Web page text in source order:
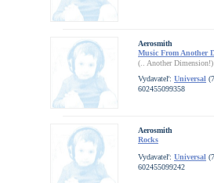
Aerosmith
Music From Another
(.. Another Dimension!)
Vydavateľ: Universal
602455099358
Aerosmith
Rocks
Vydavateľ: Universal
602455099242